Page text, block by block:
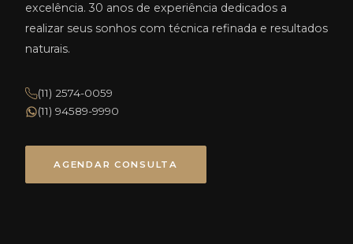
excelência. 30 anos de experiência dedicados a
realizar seus sonhos com técnica refinada e resultados
naturais.
(11) 2574-0059
(11) 94589-9990
AGENDAR CONSULTA